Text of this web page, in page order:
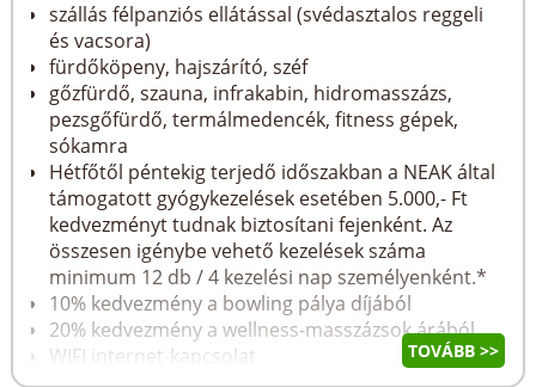
szállás félpanziós ellátással (svédasztalos reggeli
és vacsora)
fürdőköpeny, hajszárító, széf
gőzfürdő, szauna, infrakabin, hidromasszázs,
pezsgőfürdő, termálmedencék, fitness gépek,
sókamra
Hétfőtől péntekig terjedő időszakban a NEAK által
támogatott gyógykezelések esetében 5.000,- Ft
kedvezményt tudnak biztosítani fejenként. Az
összesen igénybe vehető kezelések száma
minimum 12 db / 4 kezelési nap személyenként.*
10% kedvezmény a bowling pálya díjából
20% kedvezmény a wellness-masszázsok árából
WIFI internet-kapcsolat
TOVÁBB >>